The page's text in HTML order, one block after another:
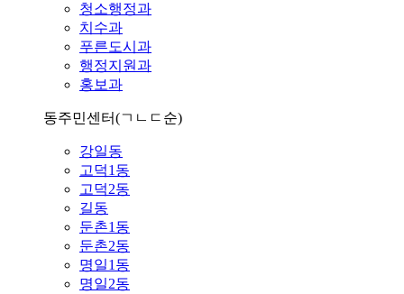
청소행정과
치수과
푸른도시과
행정지원과
홍보과
동주민센터(ㄱㄴㄷ순)
강일동
고덕1동
고덕2동
길동
둔촌1동
둔촌2동
명일1동
명일2동